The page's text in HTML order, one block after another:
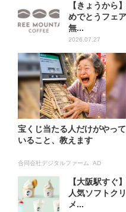
【きょうから
めでとうフェ
無...
2026.07.27
宝くじ当たる人だけがやって
いること、教えます
合同会社デジタルファーム AD
【大阪駅すぐ
人気ソフトク
メ...